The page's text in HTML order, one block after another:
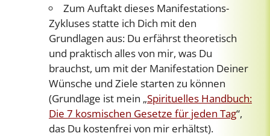
Zum Auftakt dieses Manifestations-
Zykluses statte ich Dich mit den
Grundlagen aus: Du erfährst theoretisch
und praktisch alles von mir, was Du
brauchst, um mit der Manifestation Deiner
Wünsche und Ziele starten zu können
(Grundlage ist mein „Spirituelles Handbuch:
Die 7 kosmischen Gesetze für jeden Tag“,
das Du kostenfrei von mir erhältst).